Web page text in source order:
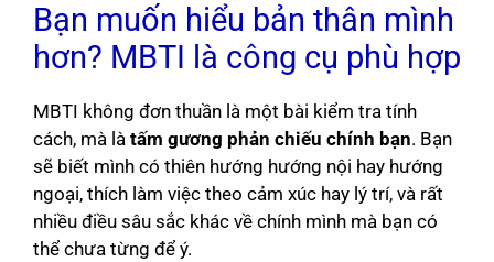
Bạn muốn hiểu bản thân mình
hơn? MBTI là công cụ phù hợp
MBTI không đơn thuần là một bài kiểm tra tính
cách, mà là tấm gương phản chiếu chính bạn. Bạn
sẽ biết mình có thiên hướng hướng nội hay hướng
ngoại, thích làm việc theo cảm xúc hay lý trí, và rất
nhiều điều sâu sắc khác về chính mình mà bạn có
thể chưa từng để ý.